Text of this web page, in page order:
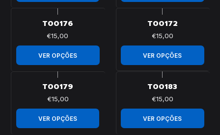
T00176
€15,00
VER OPÇÕES
T00172
€15,00
VER OPÇÕES
T00179
€15,00
VER OPÇÕES
T00183
€15,00
VER OPÇÕES